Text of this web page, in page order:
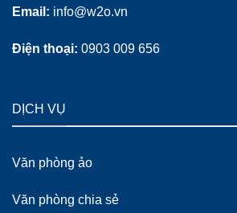
Email: info@w2o.vn
Điện thoại: 0903 009 656
DỊCH VỤ
Văn phòng ảo
Văn phòng chia sẻ